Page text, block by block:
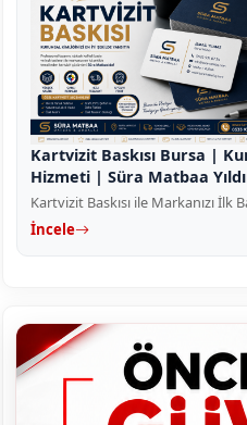
Kartvizit Baskısı Bursa |
Hizmeti | Süra Matbaa
Kartvizit Baskısı ile Markanızı İlk
İncele